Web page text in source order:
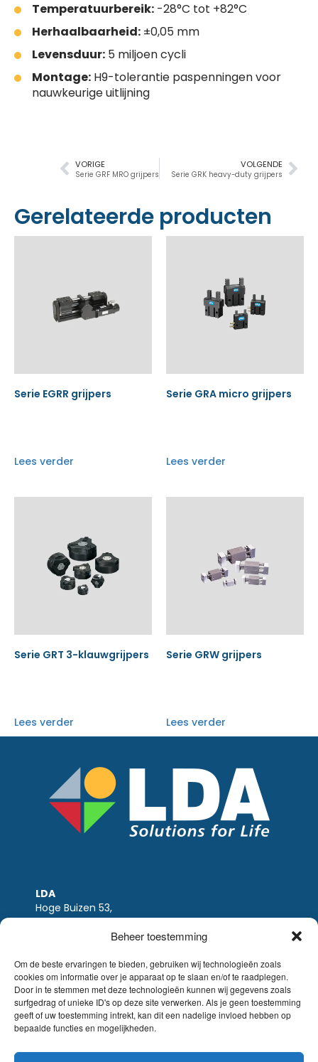
Beheer toestemming
Om de beste ervaringen te bieden, gebruiken wij technologieën zoals
cookies om informatie over je apparaat op te slaan en/of te raadplegen.
Door in te stemmen met deze technologieën kunnen wij gegevens zoals
surfgedrag of unieke ID's op deze site verwerken. Als je geen toestemming
geeft of uw toestemming intrekt, kan dit een nadelige invloed hebben op
bepaalde functies en mogelijkheden.
Temperatuurbereik: -28°C tot +82°C
Herhaalbaarheid: ±0,05 mm
Levensduur: 5 miljoen cycli
Montage: H9-tolerantie paspenningen voor
nauwkeurige uitlijning
VOLGENDE
Serie GRK heavy-duty grijpers
VORIGE
Serie GRF MRO grijpers
Gerelateerde producten
Serie EGRR grijpers
Lees verder
Serie GRA micro grijpers
Lees verder
Serie GRT 3-klauwgrijpers
Lees verder
Serie GRW grijpers
Lees verder
LDA
Hoge Buizen 53,
1980 EPPEGEM
Tel +32 (0)2-266.13.13
BTW: BE0405.895.609
IBAN: KBC / BE51 7340 2410 9862
BIC: KBC / KREDBEBB
Wettelijke-disclaimer|Email disclaimer |
verkoopsvoorwaarden